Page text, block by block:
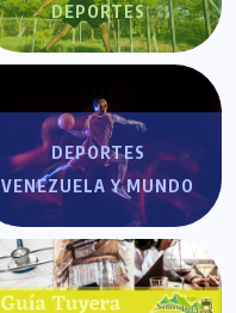
DEPORTES
DEPORTES
VENEZUELA Y MUNDO